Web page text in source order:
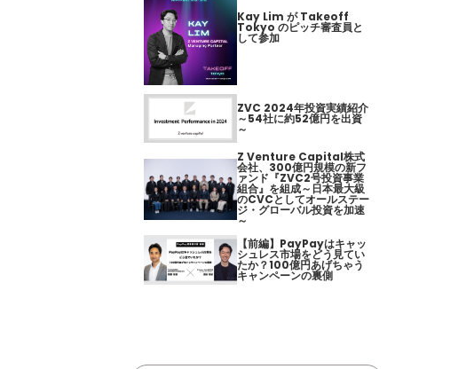
Kay Lim が Takeoff
Tokyo のピッチ審査員と
して参加
ZVC 2024年投資実績紹介
～54社に約52億円を出資
～
Z Venture Capital株式
会社、300億円規模の新フ
ァンド『ZVC2号投資事業
組合』を組成～日本最大級
のCVCとしてオールステー
ジ・グローバル投資を加速
～
【前編】PayPayはキャッ
シュレス市場をどう見てい
たか？100億円あげちゃう
キャンペーンの裏側